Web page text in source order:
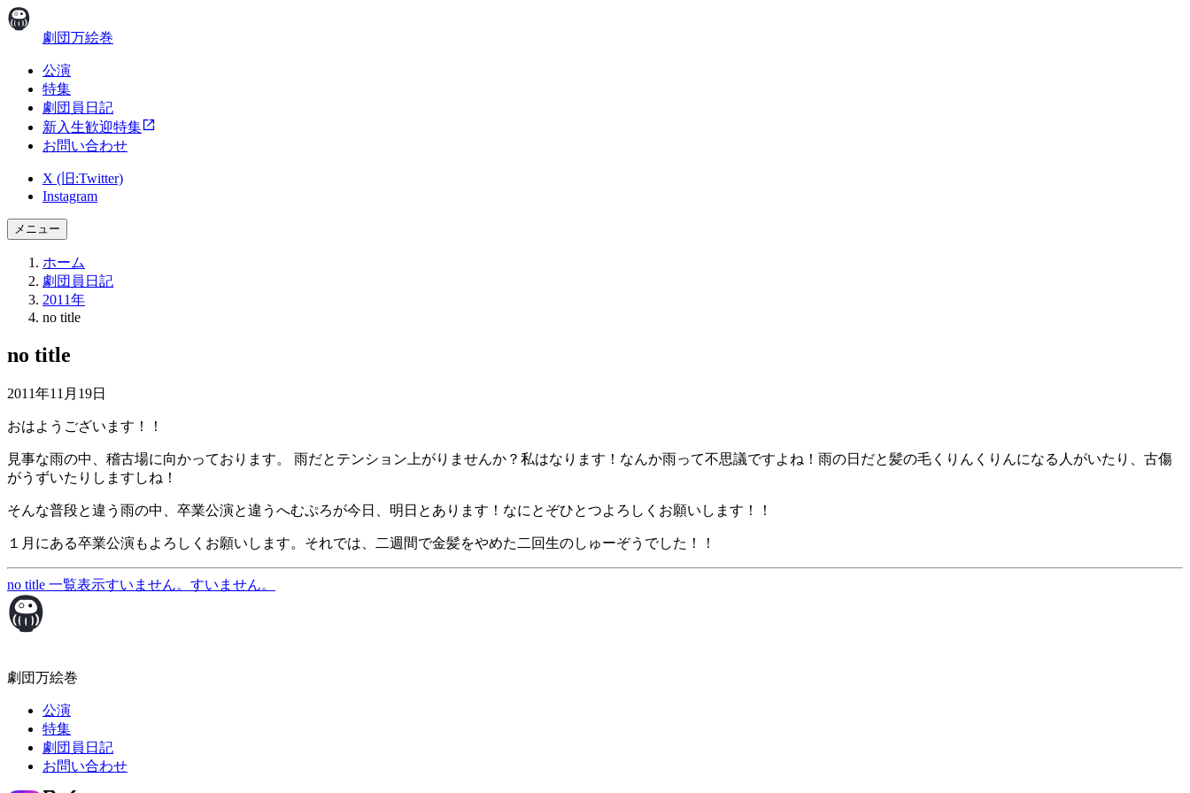
劇団万絵巻
公演
特集
劇団員日記
新入生歓迎特集
お問い合わせ
X (旧:Twitter)
Instagram
メニュー
ホーム
劇団員日記
2011年
no title
no title
2011年11月19日
おはようございます！！
見事な雨の中、稽古場に向かっております。 雨だとテンション上がりませんか？私はなります！なんか雨って不思議ですよね！雨の日だと髪の毛くりんくりんになる人がいたり、古傷
がうずいたりしますしね！
そんな普段と違う雨の中、卒業公演と違うへむぷろが今日、明日とあります！なにとぞひとつよろしくお願いします！！
１月にある卒業公演もよろしくお願いします。それでは、二週間で金髪をやめた二回生のしゅーぞうでした！！
no title 一覧表示すいません。すいません。
劇団万絵巻
公演
特集
劇団員日記
お問い合わせ